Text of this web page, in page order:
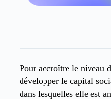
Pour accroître le niveau
développer le capital
dans lesquelles elle est